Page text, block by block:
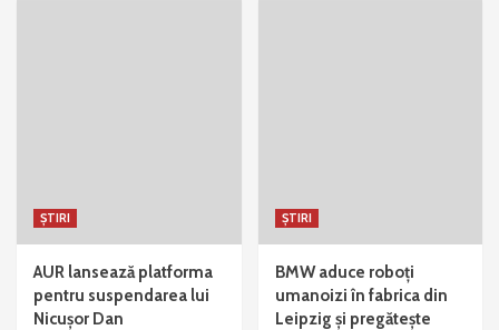
ȘTIRI
AUR lansează platforma
pentru suspendarea lui
Nicușor Dan
ȘTIRI
BMW aduce roboți
umanoizi în fabrica din
Leipzig și pregătește